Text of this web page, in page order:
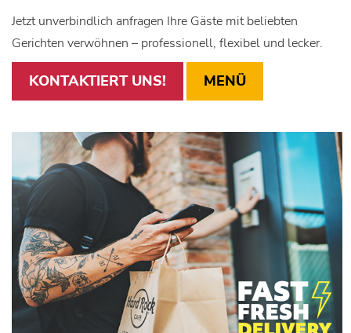
Jetzt unverbindlich anfragen Ihre Gäste mit beliebten
Gerichten verwöhnen – professionell, flexibel und lecker.
KONTAKTIERT UNS! MENÜ